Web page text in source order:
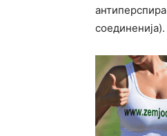
соединенија).